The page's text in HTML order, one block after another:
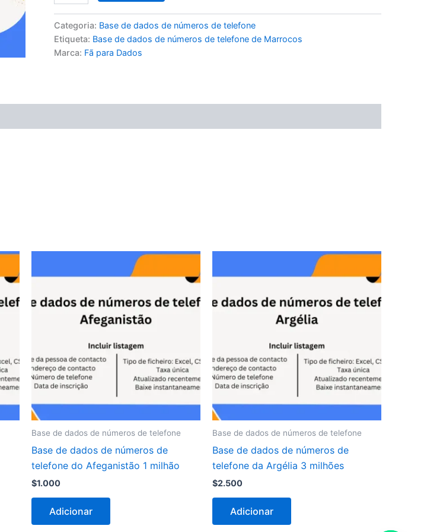
Categoria: Base de dados de números de telefone
Etiqueta: Base de dados de números de telefone de Marrocos
Marca: Fã para Dados
Base de dados de números de telefone
Base de dados de números de
telefone do Afeganistão 1 milhão
$1.000
Adicionar
Base de dados de números de telefone
Base de dados de números de
telefone da Argélia 3 milhões
$2.500
Adicionar